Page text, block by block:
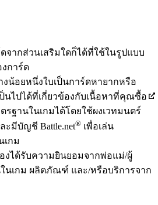
จากส่วนเสริมใดก็ได้ที่ใช้ในรูปแบบ
การ์ด
งน้อยหนึ่งใบเป็นการ์ดหายากหรือ
นไปได้ที่เกี่ยวข้องกับเนื้อหาที่คุณซื้อ
ฐานในเกมได้โดยใช้ผงเวทมนตร์
ะมีบัญชี Battle.net® เพื่อเล่น
เกม
งได้รับความยินยอมจากพ่อแม่/ผู้
นเกม ผลิตภัณฑ์ และ/หรือบริการจาก